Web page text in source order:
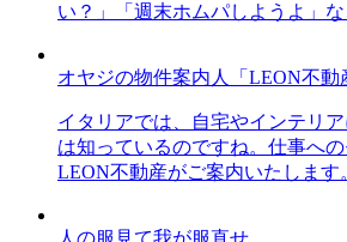
い？」「週末ホムパしようよ」
オヤジの物件案内人「LEON不動
イタリアでは、自宅やインテリ
は知っているのですね。仕事へ
LEON不動産がご案内いたします
人の服見て我が服直せ